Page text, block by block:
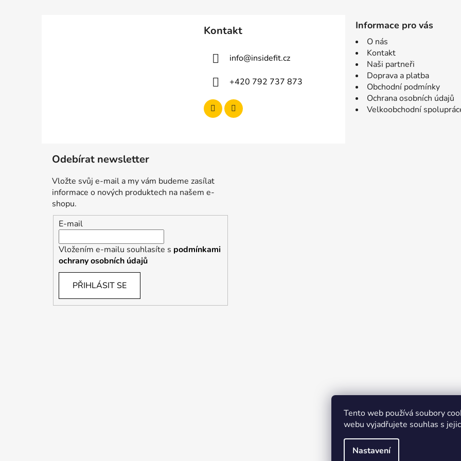
Tento web používá soubory
webu vyjadřujete souhlas s
Nastavení
Kontakt
info@insidefit.cz
+420 792 737 873
Informace pro vás
O nás
Kontakt
Naši partneři
Doprava a platba
Obchodní podmínky
Ochrana osobních údajů
Velkoobchodní
Odebírat newsletter
Vložte svůj e-mail a my vám budeme zasílat
informace o nových produktech na našem e-
shopu.
E-mail
Vložením e-mailu souhlasíte s podmínkami
ochrany osobních údajů
PŘIHLÁSIT SE